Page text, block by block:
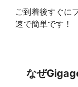
ご到着後すぐに
速で簡単です！
なぜ